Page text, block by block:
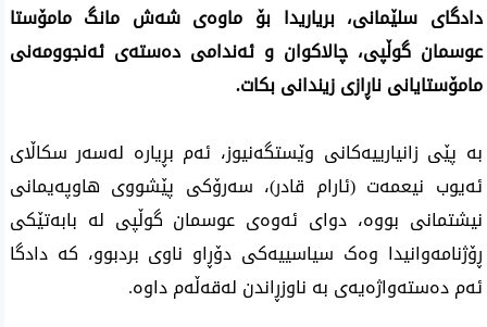
دادگای سلێمانی، بریاریدا بۆ ماوه‌ی شه‌ش مانگ مامۆستا
عوسمان گوڵپی، چالاکوان و ئەندامی دەستەی ئەنجوومەنی
مامۆستایانی ناڕازی زیندانی بكات.
بە پێی زانیارییەکانی وێستگەنیوز، ئەم بڕیارە لەسەر سکاڵای
ئەیوب نیعمەت (ئارام قادر)، سەرۆکی پێشووی هاوپەیمانی
نیشتمانی بووە، دوای ئەوەی عوسمان گوڵپی لە بابەتێکی
ڕۆژنامەوانیدا وەک سیاسییەکی دۆڕاو ناوی بردبوو، کە دادگا
ئەم دەستەواژەیەی بە ناوزڕاندن لەقەڵەم داوە.